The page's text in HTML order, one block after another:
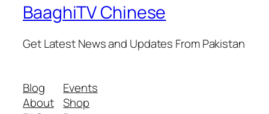
BaaghiTV Chinese
Get Latest News and Updates From Pakistan
Blog
About
Events
Shop